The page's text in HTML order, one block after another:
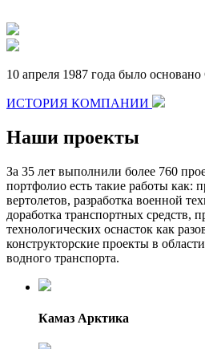
10 апреля 1987 года было
ИСТОРИЯ КОМПАНИИ
Наши проекты
За 35 лет выполнили более 760
портфолио есть такие работы как:
вертолетов, разработка военной
доработка транспортных средств,
технологических оснасток как
конструкторские проекты в
водного транспорта.
Камаз Арктика